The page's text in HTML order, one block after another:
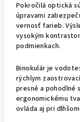
Pokročilá optická
úpravami
vernosť farieb.
vysokým
podmienkach.
Binokulár je
rýchlym
presné a pohodlné
ergonomickému
ovláda aj pri